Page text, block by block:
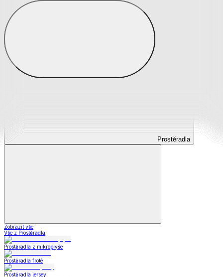
Prostěradla
Prostěradla
Zobrazit vše
Vše z Prostěradla
Prostěradla z mikroplyše
Prostěradla froté
Prostěradla jersey